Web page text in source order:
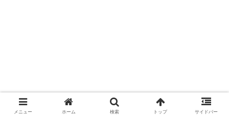
メニュー ホーム 検索 トップ サイドバー